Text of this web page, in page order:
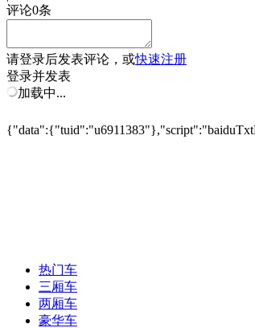
评论0条
请登录后发表评论，或快速注册
登录并发表
加载中...
热门车
三厢车
两厢车
豪华车